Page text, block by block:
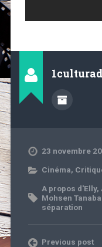
23 novembre
Cinéma,
A propos d'Elly,
Mohsen
séparation
Previous post